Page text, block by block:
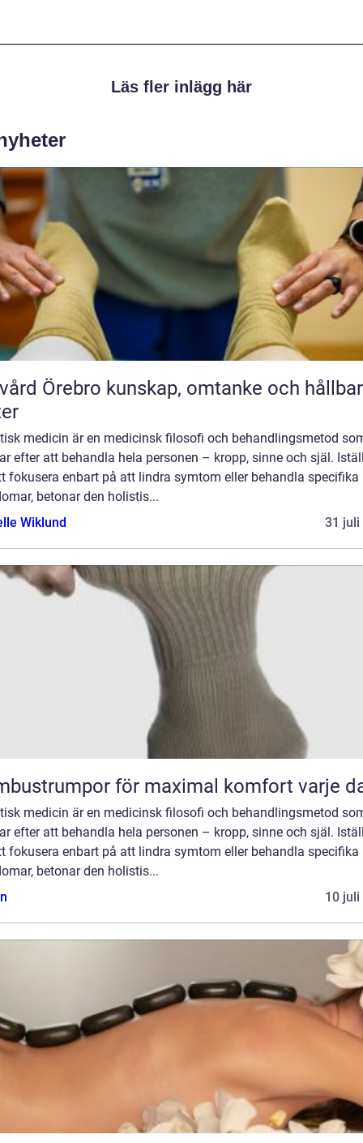
Läs fler inlägg här
kunskap, omtanke och hållbara
medicin är en medicinsk filosofi och behandlingsmetod
efter att behandla hela personen – kropp, sinne och själ.
fokusera enbart på att lindra symtom eller behandla specifika
betonar den holistis...
Wiklund
31 juli
för maximal komfort varje
medicin är en medicinsk filosofi och behandlingsmetod
efter att behandla hela personen – kropp, sinne och själ.
fokusera enbart på att lindra symtom eller behandla specifika
betonar den holistis...
10 juli